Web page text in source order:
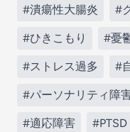
#潰瘍性大腸炎
#
#ひきこもり #憂
#ストレス過多 #
#パーソナリティ障
#適応障害 #PTSD